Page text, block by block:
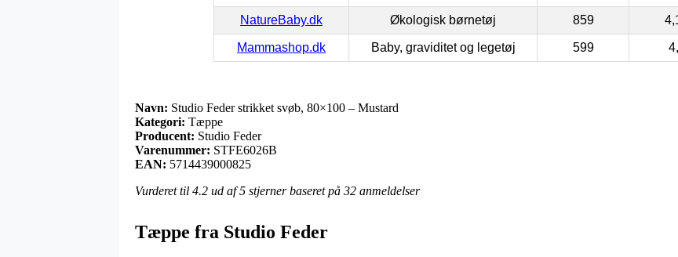
NatureBaby.dk Økologisk børnetøj 859
Mammashop.dk Baby, graviditet og legetøj 599
Navn: Studio Feder strikket svøb, 80×100 – Mustard
Kategori: Tæppe
Producent: Studio Feder
Varenummer: STFE6026B
EAN: 5714439000825
Vurderet til 4.2 ud af 5 stjerner baseret på 32 anmeldelser
Tæppe fra Studio Feder